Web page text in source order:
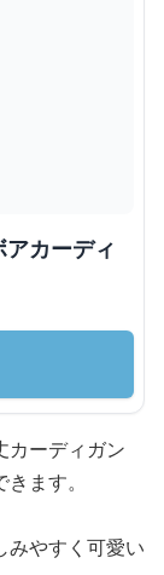
カーディ
カーディガン
ます。
みやすく可愛い